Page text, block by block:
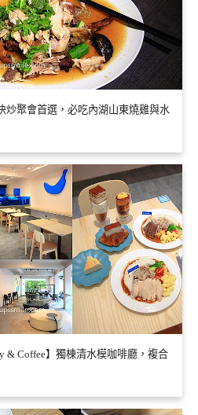
炒聚會首選，必吃內湖山東燒雞與水
& Coffee】獨棟清水模咖啡廳，複合